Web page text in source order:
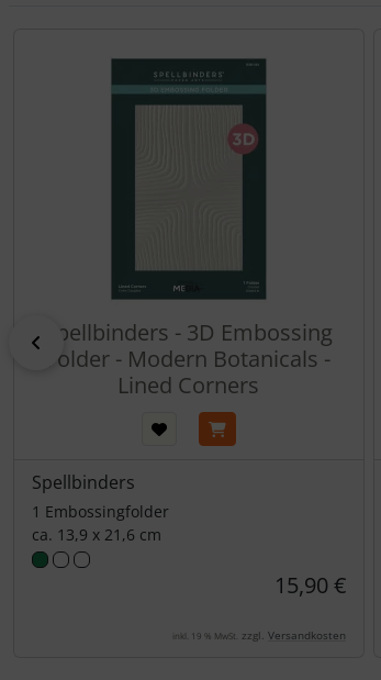
zurück
Spellbinders - 3D Embossing
Folder - Modern Botanicals -
Lined Corners
Spellbinders
1 Embossingfolder
ca. 13,9 x 21,6 cm
15,90 €
inkl. 19 % MwSt. zzgl. Versandkosten